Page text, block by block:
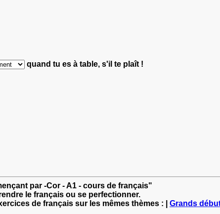
quand tu es à table, s'il te plaît !
par -Cor - A1 - cours de français"
le français ou se perfectionner.
de français sur les mêmes thèmes : | Grands